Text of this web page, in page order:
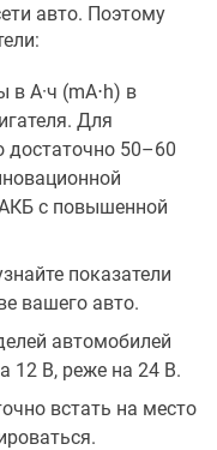
авто. Поэтому
А·ч (mA⋅h) в
Для
достаточно 50–60
с повышенной
показатели
вашего авто.
автомобилей
12 В, реже на 24 В.
встать на место